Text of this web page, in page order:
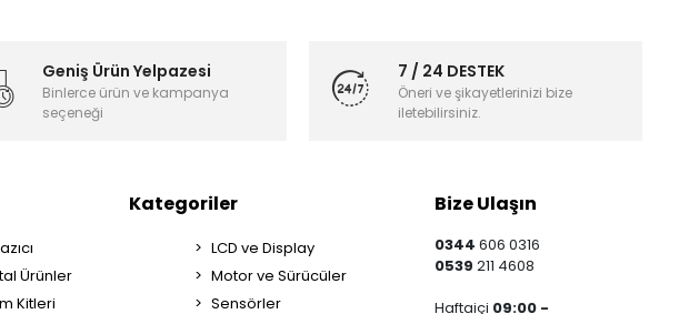
Geniş Ürün Yelpazesi
Binlerce ürün ve kampanya
seçeneği
7 / 24 DESTEK
Öneri ve şikayetlerinizi bize
iletebilirsiniz.
Kategoriler
Ürünler
Kitleri
LCD ve Display
Motor ve Sürücüler
Sensörler
Bize Ulaşın
0344606 0316
0539211 4608
Haftaiçi 09:00 -